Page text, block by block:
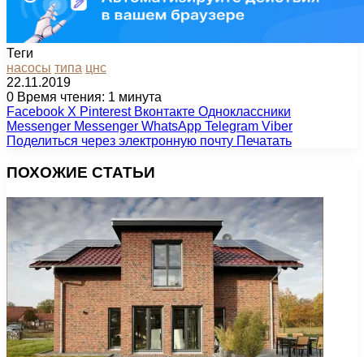
Теги
насосы типа цнс
22.11.2019
0 Время чтения: 1 минута
Facebook X Pinterest Вконтакте Одноклассники
Messenger Messenger WhatsApp Telegram Viber
Поделиться через электронную почту Печатать
ПОХОЖИЕ СТАТЬИ